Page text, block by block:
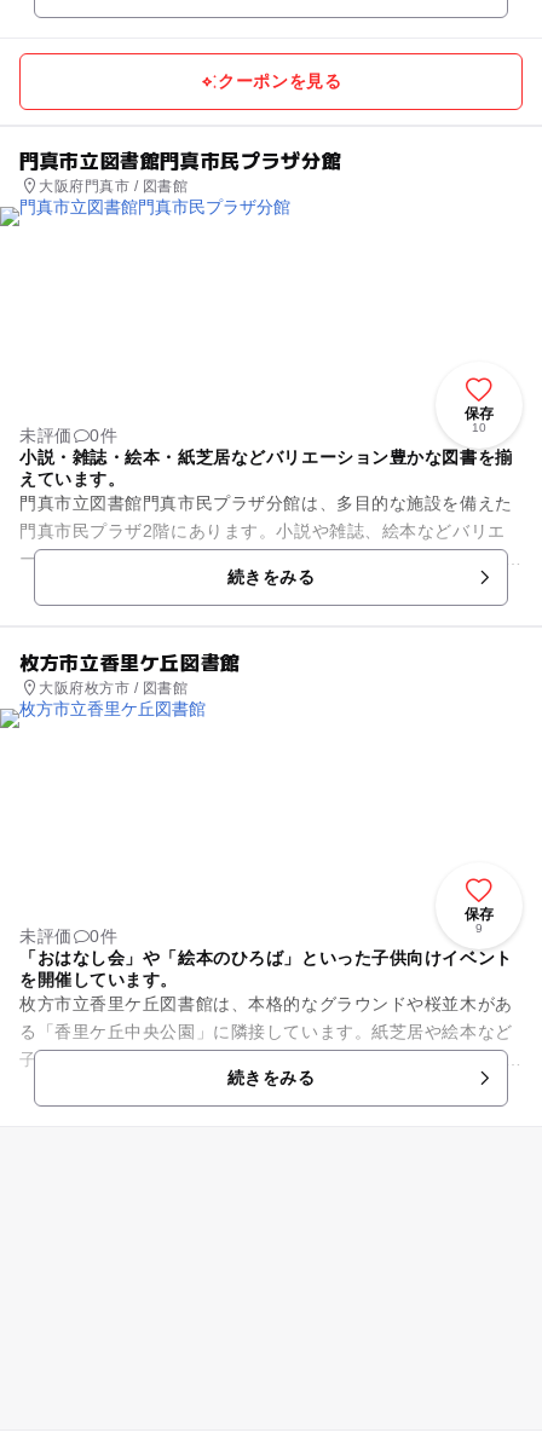
クーポンを見る
門真市立図書館門真市民プラザ分館
大阪府門真市 / 図書館
保存
10
未評価
0件
小説・雑誌・絵本・紙芝居などバリエーション豊かな図書を揃
えています。
門真市立図書館門真市民プラザ分館は、多目的な施設を備えた
門真市民プラザ2階にあります。小説や雑誌、絵本などバリエ
ーション豊かな図書やCD・DVDなどを揃えており、どなたでも
楽しめる図書館です。あ...続きをみる
枚方市立香里ケ丘図書館
大阪府枚方市 / 図書館
保存
9
未評価
0件
「おはなし会」や「絵本のひろば」といった子供向けイベント
を開催しています。
枚方市立香里ケ丘図書館は、本格的なグラウンドや桜並木があ
る「香里ケ丘中央公園」に隣接しています。紙芝居や絵本など
子供向けの本が充実しており、CDやDVDなどの貸し出しも行な
っています。また、「中...続きをみる